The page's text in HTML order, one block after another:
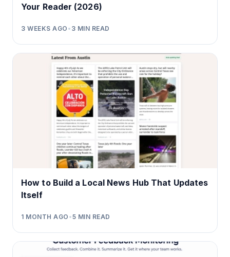
Your Reader (2026)
3 WEEKS AGO • 3 MIN READ
How to Build a Local News Hub That Updates
Itself
1 MONTH AGO •5 MIN READ